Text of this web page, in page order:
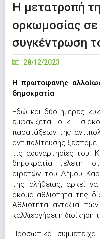
Η μετατροπή
ορκωμοσίας σε
συγκέντρωση
28/12/2023
Η πρωτοφανής
δημοκρατία
Εδώ και δύο ημέρες
εμφανίζεται ο κ.
παρατάξεων της
αντιπολίτευσης
τις ασυναρτησίες του.
δημοκρατία τελετή·
αιρετών του Δήμου
της αλήθειας, αρκεί
ακόμα αθλιότητα της
Αθλιότητα αντάξια
καλλιεργήσει η διοίκηση
Προσωπικά